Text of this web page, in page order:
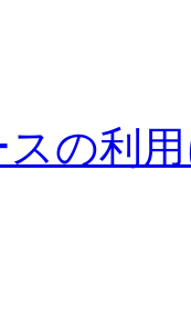
の利